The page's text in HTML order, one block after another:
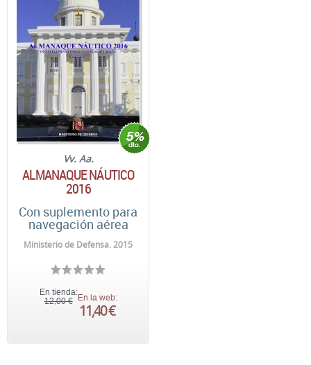
Vv. Aa.
ALMANAQUE NÁUTICO
2016
Con suplemento para
navegación aérea
Ministerio de Defensa. 2015
En tienda:
12,00 € En la web:
11,40 €